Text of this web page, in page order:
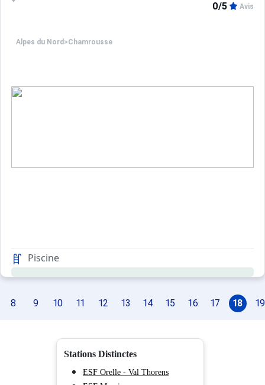
Alpes du Nord >Chamrousse
0/5 Avis
Piscine
8 9 10 11 12 13 14 15 16 17 18 19
Stations Distinctes
ESF Orelle - Val Thorens